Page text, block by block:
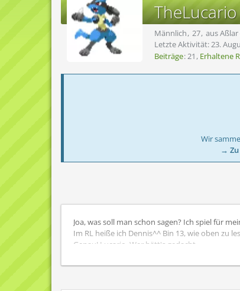
TheLucario
Männlich 27 aus
Letzte Aktivität:23.
Beiträge 21 Erhaltene
Wir
→ Zu
Joa, was soll man schon sagen? Ich spiel für
Im RL heiße ich Dennis^^ Bin 13, wie oben zu
Genau! Lucario. Wer hätt's gedacht.